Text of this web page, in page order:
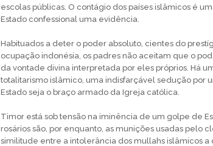
escolas públicas. O contágio dos países islâmicos é
Estado confessional uma evidência.
Habituados a deter o poder absoluto, cientes do
ocupação indonésia, os padres não aceitam que o
da vontade divina interpretada por eles próprios. Há
totalitarismo islâmico, uma indisfarçável sedução por
Estado seja o braço armado da Igreja católica.
Timor está sob tensão na iminência de um golpe de
rosários são, por enquanto, as munições usadas pelo
similitude entre a intolerância dos mullahs islâmicos a